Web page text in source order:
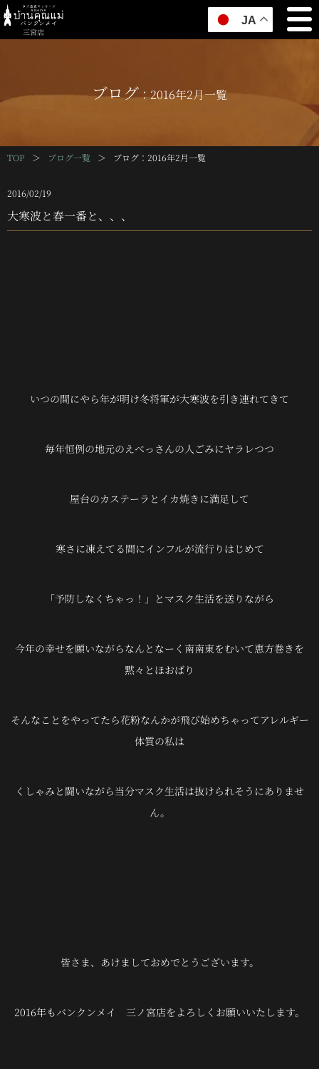
三宮店
ブログ：2016年2月一覧
TOP ＞ ブログ一覧 ＞ ブログ ：2016年2月一覧
2016/02/19
大寒波と春一番と、、、
いつの間にやら年が明け冬将軍が大寒波を引き連れてきて
毎年恒例の地元のえべっさんの人ごみにヤラレつつ
屋台のカステーラとイカ焼きに満足して
寒さに凍えてる間にインフルが流行りはじめて
「予防しなくちゃっ！」とマスク生活を送りながら
今年の幸せを願いながらなんとなーく南南東をむいて恵方巻きを
黙々とほおばり
そんなことをやってたら花粉なんかが飛び始めちゃってアレルギー
体質の私は
くしゃみと闘いながら当分マスク生活は抜けられそうにありませ
ん。
皆さま、あけましておめでとうございます。
2016年もバンクンメイ 三ノ宮店をよろしくお願いいたします。
JA